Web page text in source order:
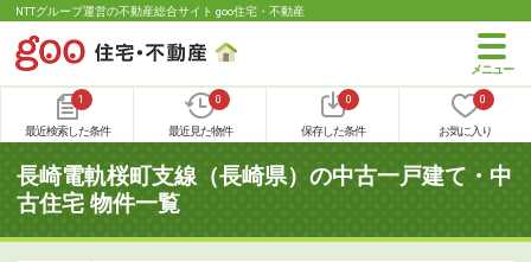
NTTグループ運営の不動産総合サイト goo住宅・不動産
1
最近検索した条件
0
最近見た物件
0
保存した条件
0
お気に入り
長崎電軌桜町支線（長崎県）の中古一戸建て・中
古住宅 物件一覧